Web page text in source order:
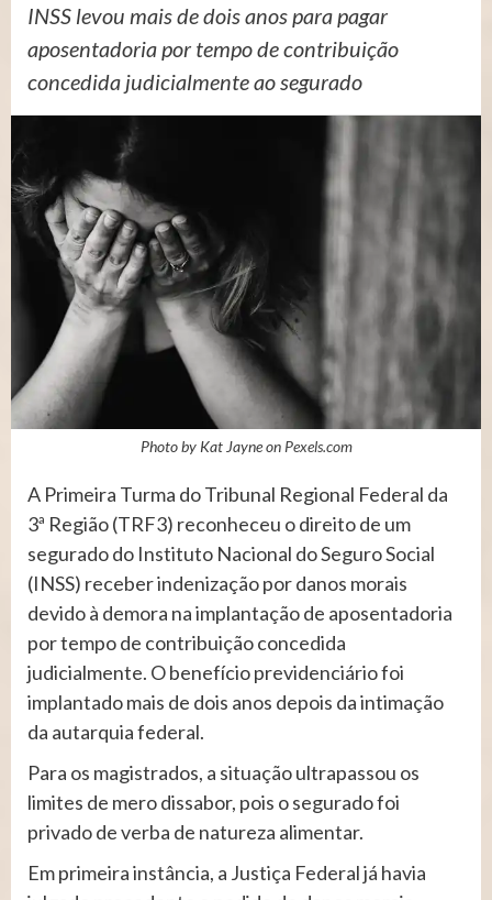
INSS levou mais de dois anos para pagar
aposentadoria por tempo de contribuição
concedida judicialmente ao segurado
Photo by Kat Jayne on Pexels.com
A Primeira Turma do Tribunal Regional Federal da
3ª Região (TRF3) reconheceu o direito de um
segurado do Instituto Nacional do Seguro Social
(INSS) receber indenização por danos morais
devido à demora na implantação de aposentadoria
por tempo de contribuição concedida
judicialmente. O benefício previdenciário foi
implantado mais de dois anos depois da intimação
da autarquia federal.
Para os magistrados, a situação ultrapassou os
limites de mero dissabor, pois o segurado foi
privado de verba de natureza alimentar.
Em primeira instância, a Justiça Federal já havia